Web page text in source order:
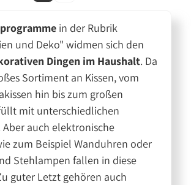
in der Rubrik
und Deko" widmen sich den
Dingen im Haushalt. Da
Sortiment an Kissen, vom
hin bis zum großen
mit unterschiedlichen
Aber auch elektronische
zum Beispiel Wanduhren oder
Stehlampen fallen in diese
guter Letzt gehören auch